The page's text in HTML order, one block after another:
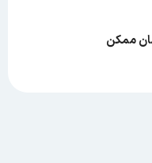
ممکن